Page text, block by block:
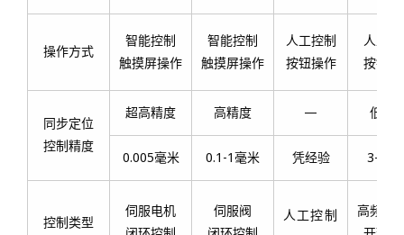
操作方式
智能控制
触摸屏操作
智能控制
触摸屏操作
人工控制
按钮操作
人工
按钮
同步定位
控制精度
超高精度 高精度 — 低精
0.005毫米 0.1-1毫米 凭经验 3-5毫
控制类型
伺服电机
伺服阀
人工控制
高频通